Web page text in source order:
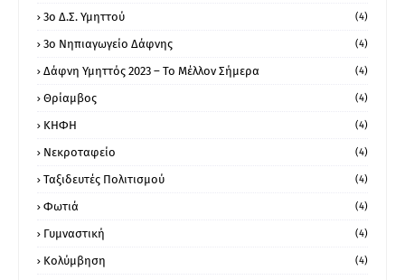
3ο Δ.Σ. Υμηττού (4)
3ο Νηπιαγωγείο Δάφνης (4)
Δάφνη Υμηττός 2023 – Το Μέλλον Σήμερα (4)
Θρίαμβος (4)
ΚΗΦΗ (4)
Νεκροταφείο (4)
Ταξιδευτές Πολιτισμού (4)
Φωτιά (4)
Γυμναστική (4)
Κολύμβηση (4)